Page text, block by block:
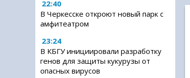
22:40
В Черкесске откроют новый парк с
амфитеатром
23:24
В КБГУ инициировали разработку
генов для защиты кукурузы от
опасных вирусов